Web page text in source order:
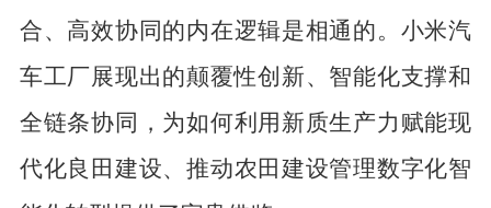
合、高效协同的内在逻辑是相通的。小米汽
车工厂展现出的颠覆性创新、 智能化支撑和
全链条协同，为如何利用 新质生产力 赋能现
代化良田建设、推动农田建设管理数字化智